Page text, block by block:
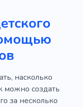
насколько
можно создать
за несколько